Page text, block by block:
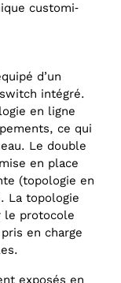
customi‑
d’un
intégré.
en ligne
ce qui
Le double
en place
(topologie en
La topologie
le protocole
en charge